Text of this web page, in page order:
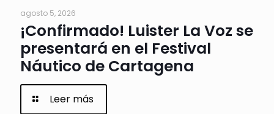
agosto 5, 2026
¡Confirmado! Luister La Voz se
presentará en el Festival
Náutico de Cartagena
Leer más